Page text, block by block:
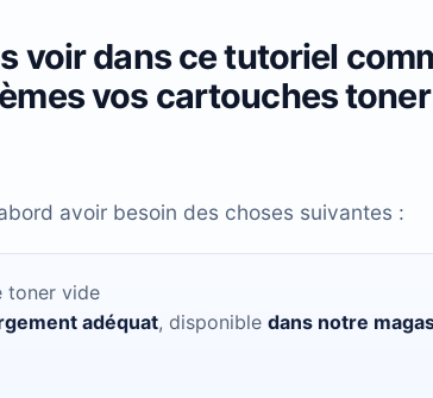
voir dans ce tutoriel
vos cartouches
avoir besoin des choses suivantes :
toner vide
adéquat, disponible dans notre